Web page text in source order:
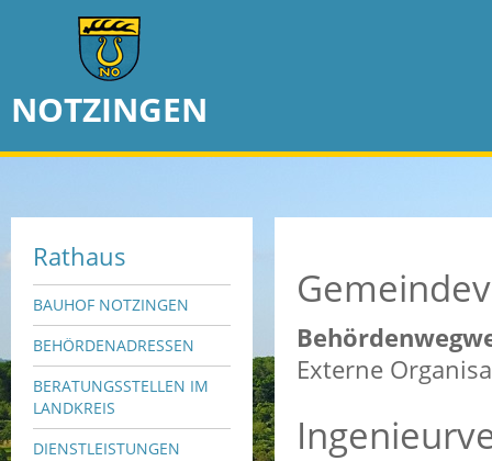
NOTZINGEN
Rathaus
BAUHOF NOTZINGEN
BEHÖRDENADRESSEN
BERATUNGSSTELLEN IM
LANDKREIS
DIENSTLEISTUNGEN
Externe